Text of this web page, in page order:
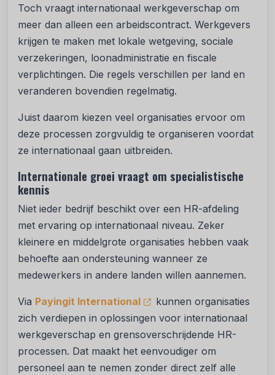
Toch vraagt internationaal werkgeverschap om
meer dan alleen een arbeidscontract. Werkgevers
krijgen te maken met lokale wetgeving, sociale
verzekeringen, loonadministratie en fiscale
verplichtingen. Die regels verschillen per land en
veranderen bovendien regelmatig.
Juist daarom kiezen veel organisaties ervoor om
deze processen zorgvuldig te organiseren voordat
ze internationaal gaan uitbreiden.
Internationale groei vraagt om specialistische
kennis
Niet ieder bedrijf beschikt over een HR-afdeling
met ervaring op internationaal niveau. Zeker
kleinere en middelgrote organisaties hebben vaak
behoefte aan ondersteuning wanneer ze
medewerkers in andere landen willen aannemen.
Via Payingit International
kunnen organisaties
zich verdiepen in oplossingen voor internationaal
werkgeverschap en grensoverschrijdende HR-
processen. Dat maakt het eenvoudiger om
personeel aan te nemen zonder direct zelf alle